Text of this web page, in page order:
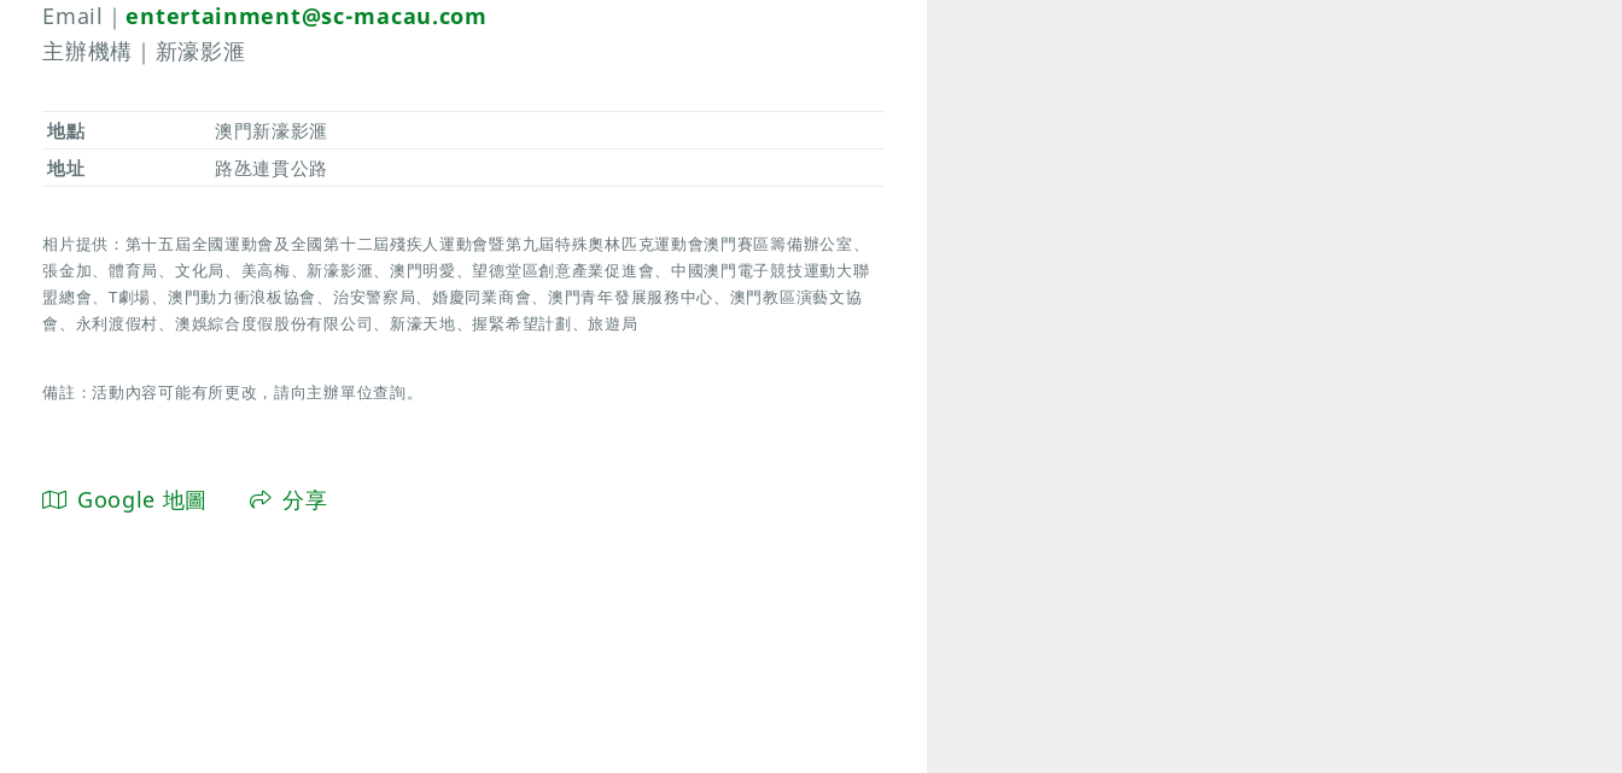
Email｜entertainment@sc-macau.com
主辦機構｜新濠影滙
地點
澳門新濠影滙
地址
路氹連貫公路
相片提供：第十五屆全國運動會及全國第十二屆殘疾人運動會暨第九屆特殊奧林匹克運動會澳門賽區籌備辦公室、
張金加、體育局、文化局、美高梅、新濠影滙、澳門明愛、望德堂區創意產業促進會、中國澳門電子競技運動大聯
盟總會、T劇場、澳門動力衝浪板協會、治安警察局、婚慶同業商會、澳門青年發展服務中心、澳門教區演藝文協
會、永利渡假村、澳娛綜合度假股份有限公司、新濠天地、握緊希望計劃、旅遊局
備註：活動內容可能有所更改，請向主辦單位查詢。
Google 地圖 分享